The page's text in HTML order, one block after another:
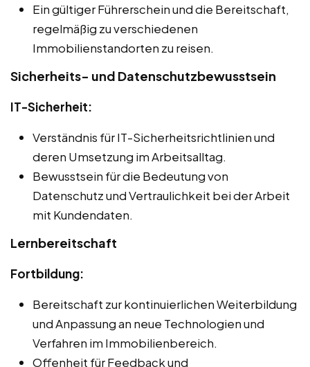
Ein gültiger Führerschein und die Bereitschaft,
regelmäßig zu verschiedenen
Immobilienstandorten zu reisen.
Sicherheits- und Datenschutzbewusstsein
IT-Sicherheit:
Verständnis für IT-Sicherheitsrichtlinien und
deren Umsetzung im Arbeitsalltag.
Bewusstsein für die Bedeutung von
Datenschutz und Vertraulichkeit bei der Arbeit
mit Kundendaten.
Lernbereitschaft
Fortbildung:
Bereitschaft zur kontinuierlichen Weiterbildung
und Anpassung an neue Technologien und
Verfahren im Immobilienbereich.
Offenheit für Feedback und